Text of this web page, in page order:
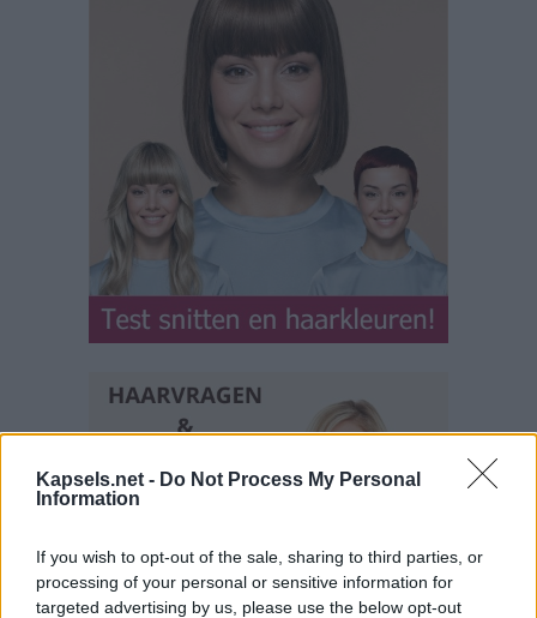
Kapsels.net - Do Not Process My Personal
Information
If you wish to opt-out of the sale, sharing to third parties, or
processing of your personal or sensitive information for
targeted advertising by us, please use the below opt-out